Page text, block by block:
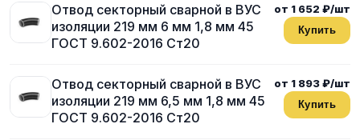
Отвод секторный сварной в ВУС
изоляции 219 мм 6 мм 1,8 мм 45
ГОСТ 9.602-2016 Ст20
от 1 652 ₽/шт
Купить
Отвод секторный сварной в ВУС
изоляции 219 мм 6,5 мм 1,8 мм 45
ГОСТ 9.602-2016 Ст20
от 1 893 ₽/шт
Купить